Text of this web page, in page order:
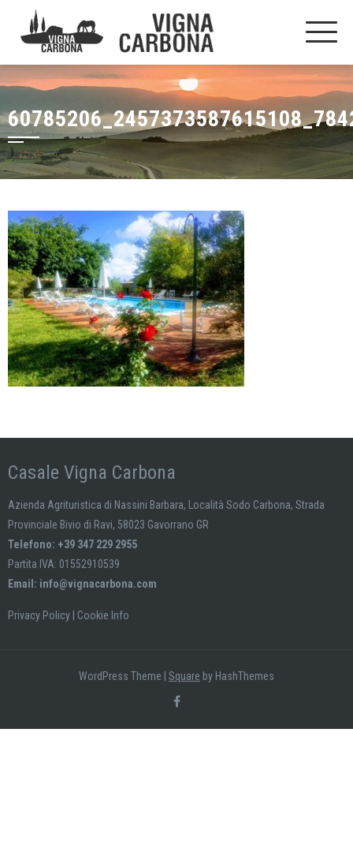
Casale Vigna Carbona
Azienda Agrituristica di Nassini Barbara, Località Sodo Carbona, Strada
Provinciale Bivio di Ravi, 58023 Gavorrano GR
Telefono: +39 347 229 2955
Partita IVA: 01552910539
Email: info@vignacarbona.com
Privacy Policy Cookie Info
WordPress Theme Square by HashThemes